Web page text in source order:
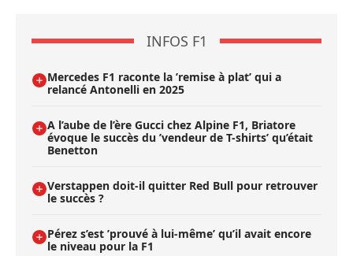
INFOS F1
Mercedes F1 raconte la ’remise à plat’ qui a
relancé Antonelli en 2025
A l’aube de l’ère Gucci chez Alpine F1, Briatore
évoque le succès du ’vendeur de T-shirts’ qu’était
Benetton
Verstappen doit-il quitter Red Bull pour retrouver
le succès ?
Pérez s’est ’prouvé à lui-même’ qu’il avait encore
le niveau pour la F1